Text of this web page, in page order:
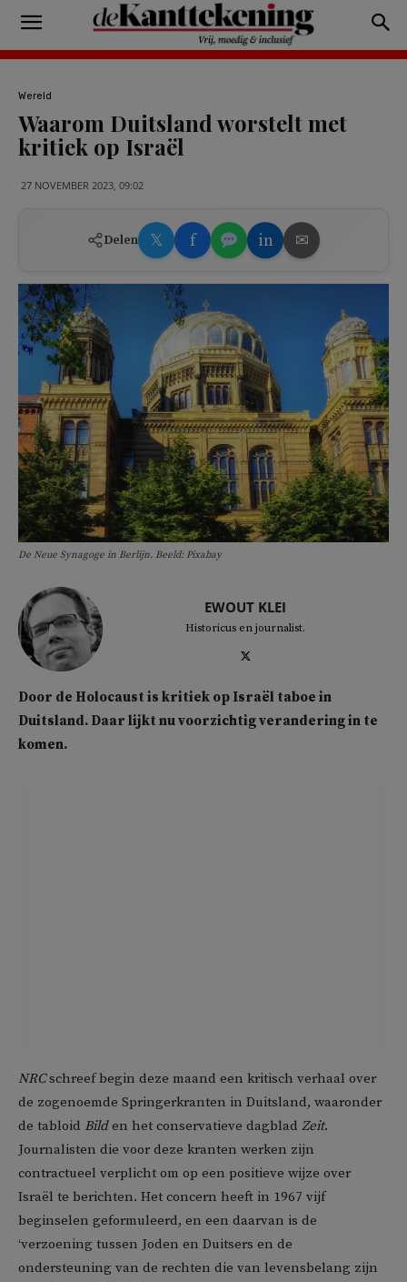
Wereld
Waarom Duitsland worstelt met
kritiek op Israël
27 NOVEMBER 2023, 09:02
Delen 𝕏 f in ✉
De Neue Synagoge in Berlijn. Beeld: Pixabay
EWOUT KLEI
Historicus en journalist.
Door de Holocaust is kritiek op Israël taboe in
Duitsland. Daar lijkt nu voorzichtig verandering in te
komen.
NRCschreef begin deze maand een kritisch verhaal over
de zogenoemde Springerkranten in Duitsland, waaronder
de tabloid Bilden het conservatieve dagblad Zeit.
Journalisten die voor deze kranten werken zijn
contractueel verplicht om op een positieve wijze over
Israël te berichten. Het concern heeft in 1967 vijf
beginselen geformuleerd, en een daarvan is de
‘verzoening tussen Joden en Duitsers en de
ondersteuning van de rechten die van levensbelang zijn